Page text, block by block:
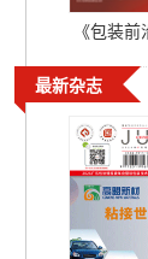
《包装
最新杂志